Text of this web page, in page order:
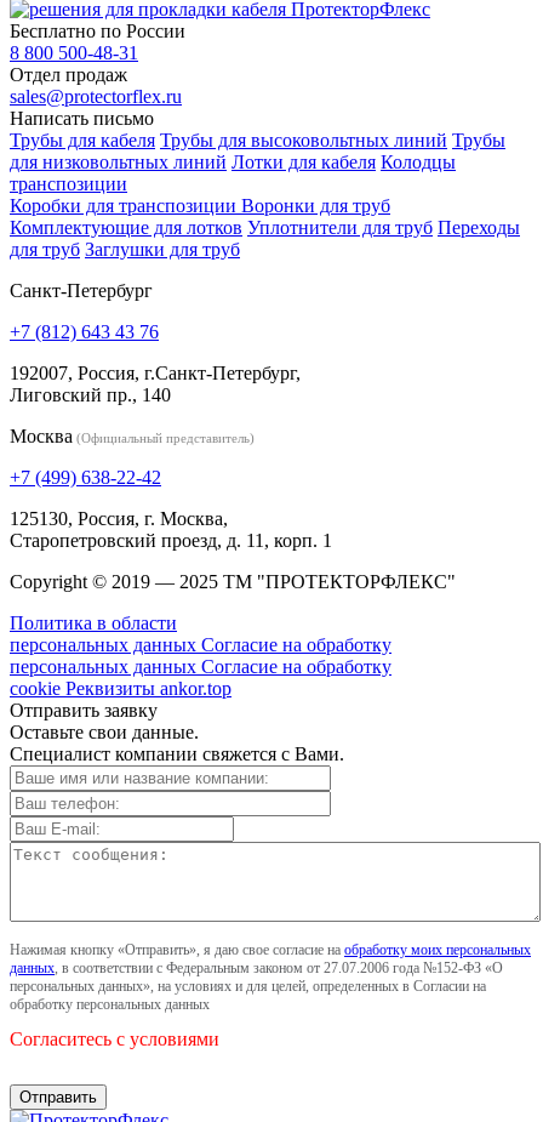
Бесплатно по России
8 800 500-48-31
Отдел продаж
sales@protectorflex.ru
Написать письмо
Трубы для кабеля Трубы для высоковольтных линий Трубы
для низковольтных линий Лотки для кабеля Колодцы
транспозиции
Коробки для транспозиции Воронки для труб
Комплектующие для лотков Уплотнители для труб Переходы
для труб Заглушки для труб
Санкт-Петербург
+7 (812) 643 43 76
192007, Россия, г.Санкт-Петербург,
Лиговский пр., 140
Москва (Официальный представитель)
+7 (499) 638-22-42
125130, Россия, г. Москва,
Старопетровский проезд, д. 11, корп. 1
Copyright © 2019 — 2025 ТМ "ПРОТЕКТОРФЛЕКС"
Политика в области
персональных данных Согласие на обработку
персональных данных Согласие на обработку
cookie Реквизиты ankor.top
Отправить заявку
Оставьте свои данные.
Специалист компании свяжется с Вами.
Нажимая кнопку «Отправить», я даю свое согласие на обработку моих персональных
данных, в соответствии с Федеральным законом от 27.07.2006 года №152-ФЗ «О
персональных данных», на условиях и для целей, определенных в Согласии на
обработку персональных данных
Согласитесь с условиями